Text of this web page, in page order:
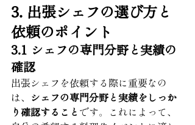
3. 出張シェフの選び方と
依頼のポイント
3.1 シェフの専門分野と実績の
確認
出張シェフを依頼する際に重要なの
は、 シェフの専門分野と実績をしっか
り確認すること です。これによって、